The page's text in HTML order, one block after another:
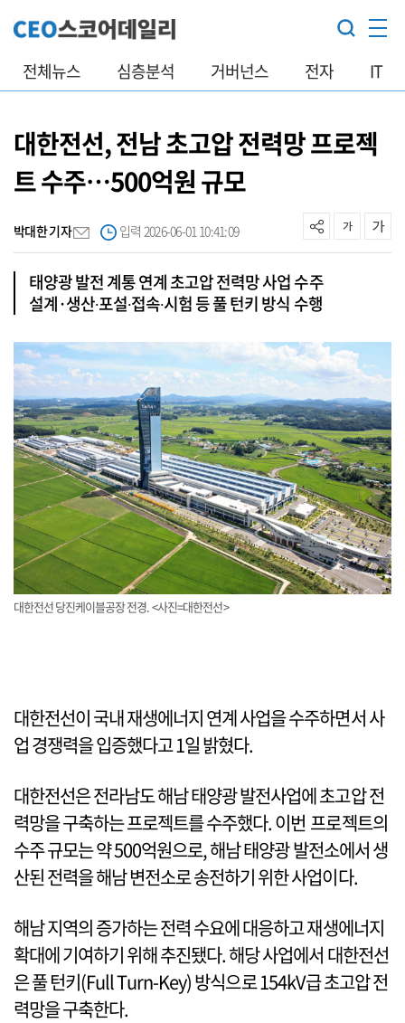
전체뉴스 심층분석 거버넌스 전자 IT
대한전선, 전남 초고압 전력망 프로젝
트 수주…500억원 규모
박대한 기자 입력 2026-06-01 10:41:09
태양광 발전 계통 연계 초고압 전력망 사업 수주
설계·생산∙포설∙접속∙시험 등 풀 턴키 방식 수행
대한전선 당진케이블공장 전경. <사진=대한전선>
대한전선이 국내 재생에너지 연계 사업을 수주하면서 사
업 경쟁력을 입증했다고 1일 밝혔다.
대한전선은 전라남도 해남 태양광 발전사업에 초고압 전
력망을 구축하는 프로젝트를 수주했다. 이번 프로젝트의
수주 규모는 약 500억원으로, 해남 태양광 발전소에서 생
산된 전력을 해남 변전소로 송전하기 위한 사업이다.
해남 지역의 증가하는 전력 수요에 대응하고 재생에너지
확대에 기여하기 위해 추진됐다. 해당 사업에서 대한전선
은 풀 턴키(Full Turn-Key) 방식으로 154kV급 초고압 전
력망을 구축한다.